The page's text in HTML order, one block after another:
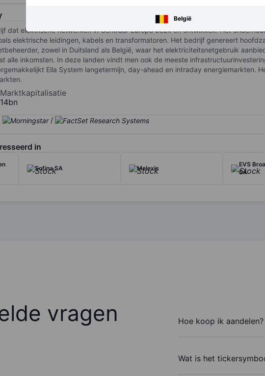
België
dat elektrische netwerken in Centraal-Europa bezit en ontwikkelt. Het
elektrische leidingen, kabels en transformatoren. Het bedrijf genereert
zowel in Duitsland als België, waar het elektriciteitsnetgebruik
alle inkomsten. In deze landen vindt men ook de meeste
Ella System langetermijn, day-ahead en intraday energiemarkten.
Marktkapitalisatie
14bn
/
in
Sofina SA Melexis
EVS
SA
vragen Hoe koop ik aandelen?
Wat is het